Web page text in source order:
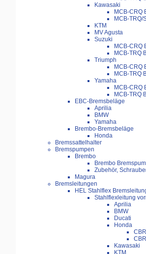
Kawasaki
MCB-CRQ
MCB-TRQ/
KTM
MV Agusta
Suzuki
MCB-CRQ
MCB-TRQ
Triumph
MCB-CRQ
MCB-TRQ
Yamaha
MCB-CRQ
MCB-TRQ
EBC-Bremsbeläge
Aprilia
BMW
Yamaha
Brembo-Bremsbeläge
Honda
Bremssattelhalter
Bremspumpen
Brembo
Brembo
Zubehör,
Magura
Bremsleitungen
HEL Stahlflex
Stahlflexleitung
Aprilia
BMW
Ducati
Honda
Kawasaki
KTM